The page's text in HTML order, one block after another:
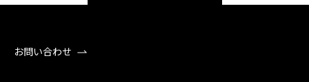
お問い合わせ